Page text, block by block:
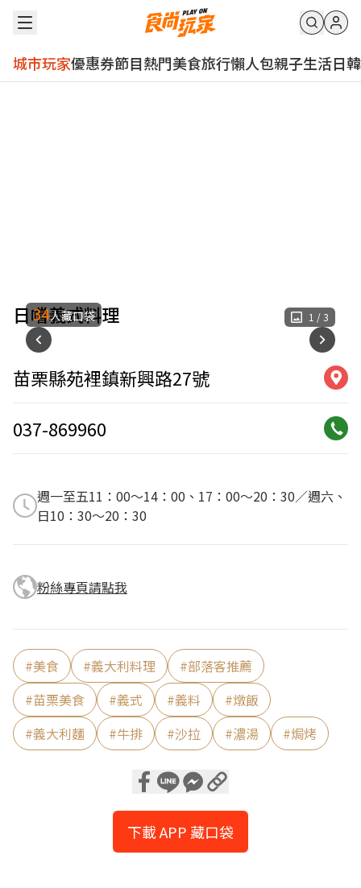
城市玩家優惠券節目熱門美食旅行懶人包親子生活日韓
日嚐義式料理 1 / 3
34人藏口袋
苗栗縣苑裡鎮新興路27號
037-869960
週一至五11：00～14：00、17：00～20：30／週六、
日10：30～20：30
粉絲專頁請點我
#美食 #義大利料理 #部落客推薦
#苗栗美食 #義式 #義料 #燉飯
#義大利麵 #牛排 #沙拉 #濃湯 #焗烤
下載 APP 藏口袋